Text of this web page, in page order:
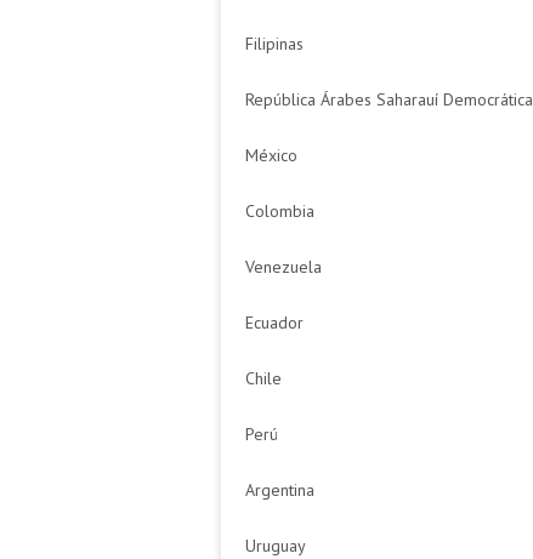
Filipinas
República Árabes Saharauí Democrática
México
Colombia
Venezuela
Ecuador
Chile
Perú
Argentina
Uruguay